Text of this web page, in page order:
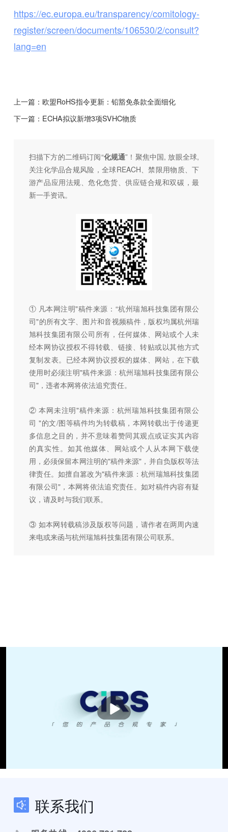
https://ec.europa.eu/transparency/comitology-
register/screen/documents/106530/2/consult?
lang=en
上一篇： 欧盟RoHS指令更新：铅豁免条款全面细化
下一篇： ECHA拟议新增3项SVHC物质
扫描下方的二维码订阅“化规通”！聚焦中国, 放眼全球,
关注化学品合规风险，全球REACH、禁限用物质、下
游产品应用法规、危化危货、供应链合规和双碳，最
新一手资讯。
① 凡本网注明"稿件来源：“杭州瑞旭科技集团有限公
司"的所有文字、图片和音视频稿件，版权均属杭州瑞
旭科技集团有限公司所有，任何媒体、网站或个人未
经本网协议授权不得转载、链接、转贴或以其他方式
复制发表。已经本网协议授权的媒体、网站，在下载
使用时必须注明"稿件来源：杭州瑞旭科技集团有限公
司"，违者本网将依法追究责任。
② 本网未注明"稿件来源：杭州瑞旭科技集团有限公
司 "的文/图等稿件均为转载稿，本网转载出于传递更
多信息之目的，并不意味着赞同其观点或证实其内容
的真实性。如其他媒体、网站或个人从本网下载使
用，必须保留本网注明的"稿件来源"，并自负版权等法
律责任。如擅自篡改为"稿件来源：杭州瑞旭科技集团
有限公司"，本网将依法追究责任。如对稿件内容有疑
议，请及时与我们联系。
③ 如本网转载稿涉及版权等问题，请作者在两周内速
来电或来函与杭州瑞旭科技集团有限公司联系。
播
放
联系我们